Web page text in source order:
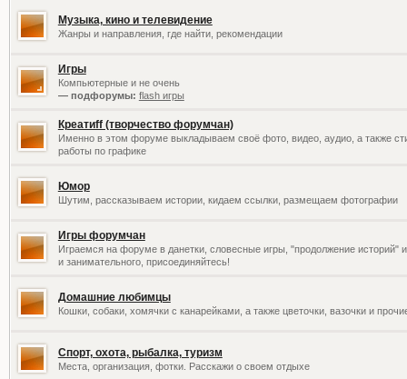
Музыка, кино и телевидение
Жанры и направления, где найти, рекомендации
Игры
Компьютерные и не очень
— подфорумы: flash игры
Креатиff (творчество форумчан)
Именно в этом форуме выкладываем своё фото, видео, аудио, а также
работы по графике
Юмор
Шутим, рассказываем истории, кидаем ссылки, размещаем фотографии
Игры форумчан
Играемся на форуме в данетки, словесные игры, "продолжение историй"
и занимательного, присоединяйтесь!
Домашние любимцы
Кошки, собаки, хомячки с канарейками, а также цветочки, вазочки и
Спорт, охота, рыбалка, туризм
Места, организация, фотки. Расскажи о своем отдыхе